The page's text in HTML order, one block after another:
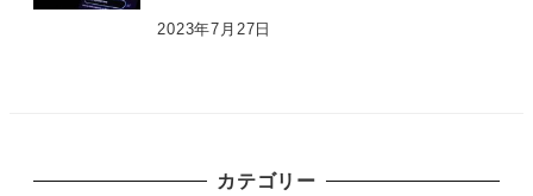
2023年7月27日
カテゴリー